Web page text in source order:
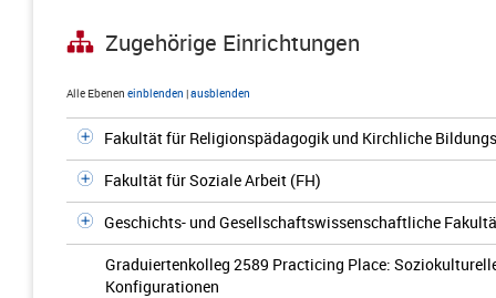
Zugehörige Einrichtungen
Alle Ebenen einblenden |ausblenden
Fakultät für Religionspädagogik und Kirchliche
Fakultät für Soziale Arbeit (FH)
Geschichts- und Gesellschaftswissenschaftliche
Graduiertenkolleg 2589 Practicing Place:
Konfigurationen